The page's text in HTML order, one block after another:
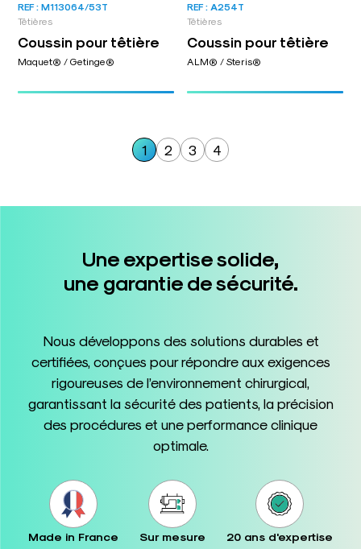
Têtières
REF : M113064/53T
Coussin pour têtière
Maquet® / Getinge®
Têtières
REF : A254T
Coussin pour têtière
ALM® / Steris®
1 2 3 4
Une expertise solide,
une garantie de sécurité.
Nous développons des solutions durables et
certifiées, conçues pour répondre aux exigences
rigoureuses de l’environnement chirurgical,
garantissant la sécurité des patients, la précision
des procédures et une performance clinique
optimale.
Made in France Sur mesure 20 ans d'expertise